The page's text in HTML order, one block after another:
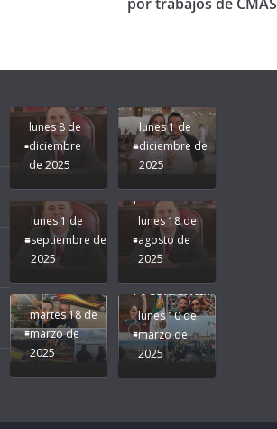
lunes 8 de
diciembre
de 2025
lunes 1 de
diciembre de
2025
Apoyo y
Seguimos la
Ruta que
Marca
Nuestra
Rocío Nahle.
lunes 1 de
septiembre de
2025
Pongamos
de moda;
San
Andrés
Tuxtla
presente.
lunes 18 de
agosto de
2025
Difamación
martes 18 de
marzo de
2025
Presidenta!
lunes 10 de
marzo de
2025